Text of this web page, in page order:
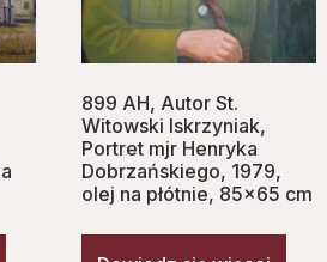
899 AH, Autor St.
Witowski Iskrzyniak,
Portret mjr Henryka
Dobrzańskiego, 1979,
olej na płótnie, 85×65 cm